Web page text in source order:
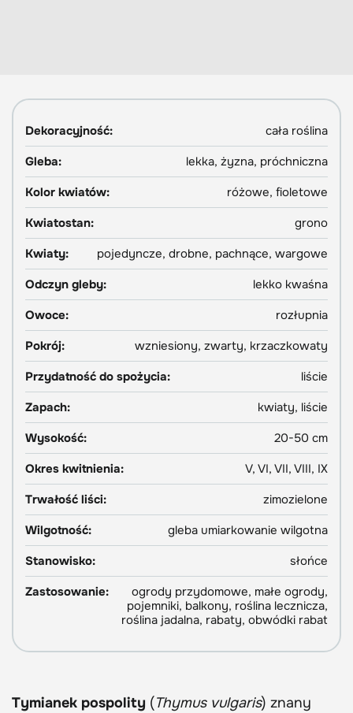
Dekoracyjność:
cała roślina
Gleba:
lekka, żyzna, próchniczna
Kolor kwiatów:
różowe, fioletowe
Kwiatostan:
grono
Kwiaty:
pojedyncze, drobne, pachnące, wargowe
Odczyn gleby:
lekko kwaśna
Owoce:
rozłupnia
Pokrój:
wzniesiony, zwarty, krzaczkowaty
Przydatność do spożycia:
liście
Zapach:
kwiaty, liście
Wysokość:
20-50 cm
Okres kwitnienia:
V, VI, VII, VIII, IX
Trwałość liści:
zimozielone
Wilgotność:
gleba umiarkowanie wilgotna
Stanowisko:
słońce
Zastosowanie:
ogrody przydomowe, małe ogrody,
pojemniki, balkony, roślina lecznicza,
roślina jadalna, rabaty, obwódki rabat
Tymianek pospolity (Thymus vulgaris) znany